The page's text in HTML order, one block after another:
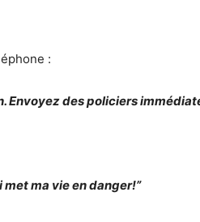
:
Envoyez des policiers
met ma vie en danger!”